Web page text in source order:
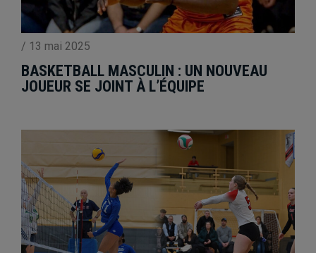
/ 13 mai 2025
BASKETBALL MASCULIN : UN NOUVEAU
JOUEUR SE JOINT À L’ÉQUIPE